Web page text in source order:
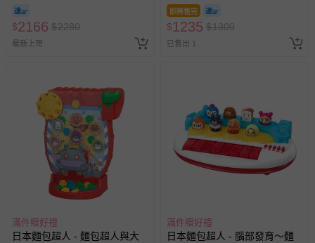
$2166 $2280
最新上架
即將售完
$1235 $1300
已售出 1
滿件贈好禮
日本麵包超人 - 麵包超人與大
滿件贈好禮
日本麵包超人 - 腦部發育～麵